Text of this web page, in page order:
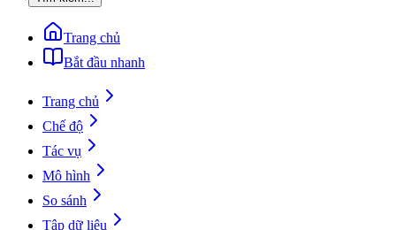
Trang chủ
Bắt đầu nhanh
Trang chủ
Chế độ
Tác vụ
Mô hình
So sánh
Tập dữ liệu